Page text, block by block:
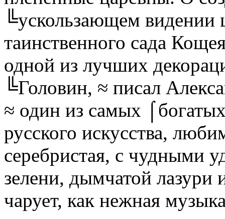
╚ускользающем видении
таинственного сада
одной из лучших
╚Головин, ≈ писал
≈ один из самых
русского искусства,
серебристая, с чудными
зелени, дымчатой лазури
чарует, как нежная